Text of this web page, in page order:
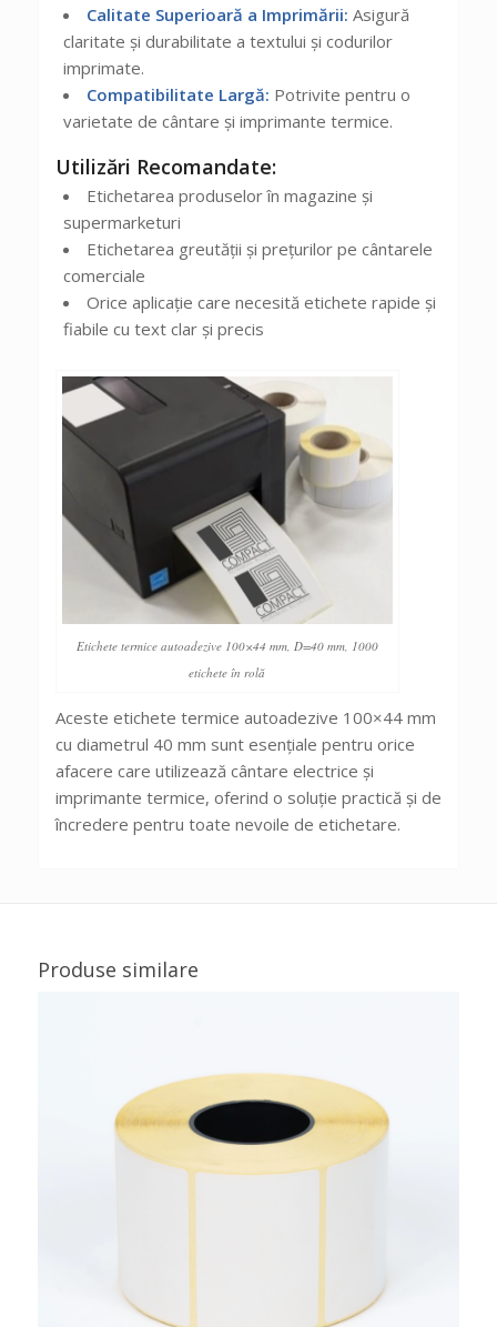
Calitate Superioară a Imprimării: Asigură
claritate și durabilitate a textului și codurilor
imprimate.
Compatibilitate Largă: Potrivite pentru o
varietate de cântare și imprimante termice.
Utilizări Recomandate:
Etichetarea produselor în magazine și
supermarketuri
Etichetarea greutății și prețurilor pe cântarele
comerciale
Orice aplicație care necesită etichete rapide și
fiabile cu text clar și precis
Etichete termice autoadezive 100×44 mm, D=40 mm, 1000
etichete în rolă
Aceste etichete termice autoadezive 100×44 mm
cu diametrul 40 mm sunt esențiale pentru orice
afacere care utilizează cântare electrice și
imprimante termice, oferind o soluție practică și de
încredere pentru toate nevoile de etichetare.
Produse similare